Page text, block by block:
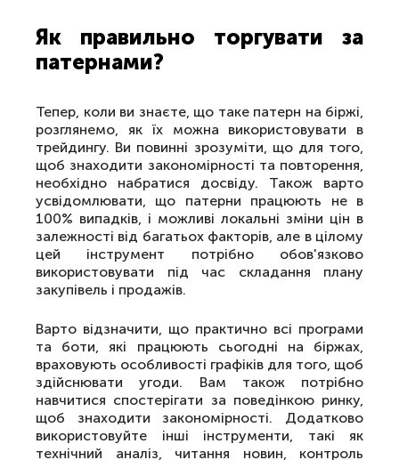
Як правильно торгувати за
патернами?
Тепер, коли ви знаєте, що таке патерн на біржі,
розглянемо, як їх можна використовувати в
трейдингу. Ви повинні зрозуміти, що для того,
щоб знаходити закономірності та повторення,
необхідно набратися досвіду. Також варто
усвідомлювати, що патерни працюють не в
100% випадків, і можливі локальні зміни цін в
залежності від багатьох факторів, але в цілому
цей інструмент потрібно обов'язково
використовувати під час складання плану
закупівель і продажів.
Варто відзначити, що практично всі програми
та боти, які працюють сьогодні на біржах,
враховують особливості графіків для того, щоб
здійснювати угоди. Вам також потрібно
навчитися спостерігати за поведінкою ринку,
щоб знаходити закономірності. Додатково
використовуйте інші інструменти, такі як
технічний аналіз, читання новин, контроль